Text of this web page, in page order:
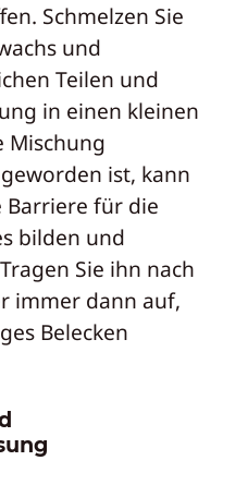
Schmelzen Sie
und
Teilen und
in einen kleinen
Mischung
ist, kann
Barriere für die
bilden und
Sie ihn nach
immer dann auf,
Belecken